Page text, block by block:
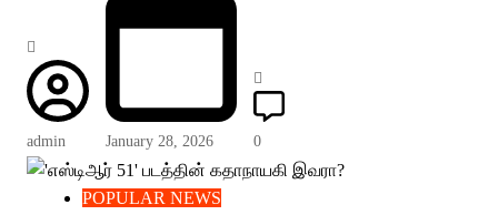
admin January 28, 2026 0
POPULAR NEWS